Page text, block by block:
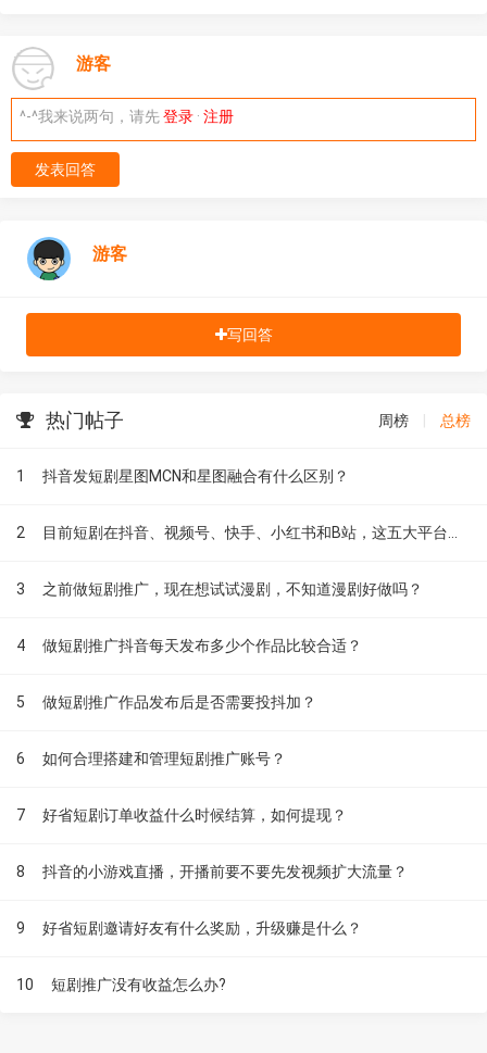
游客
^-^我来说两句，请先登录 · 注册
发表回答
游客
写回答
热门帖子 周榜 总榜
1 抖音发短剧星图MCN和星图融合有什么区别？
2
3 之前做短剧推广，现在想试试漫剧，不知道漫剧好做吗？
4 做短剧推广抖音每天发布多少个作品比较合适？
5 做短剧推广作品发布后是否需要投抖加？
6 如何合理搭建和管理短剧推广账号？
7 好省短剧订单收益什么时候结算，如何提现？
8 抖音的小游戏直播，开播前要不要先发视频扩大流量？
9 好省短剧邀请好友有什么奖励，升级赚是什么？
10 短剧推广没有收益怎么办?